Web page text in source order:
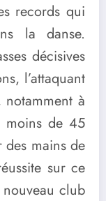
records qui
la danse.
décisives
l’attaquant
à
moins de 45
des mains de
sur ce
club